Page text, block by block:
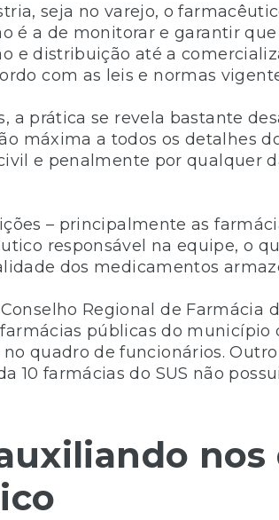
seja no varejo, o
é a de monitorar e garantir que
e distribuição até a
com as leis e normas
a prática se revela bastante
máxima a todos os detalhes
e penalmente por qualquer
– principalmente as
responsável na equipe, o
dos medicamentos
Regional de Farmácia
públicas do município
quadro de funcionários.
10 farmácias do SUS não
nos